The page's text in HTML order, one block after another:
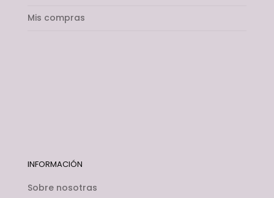
Mis compras
INFORMACIÓN
Sobre nosotras